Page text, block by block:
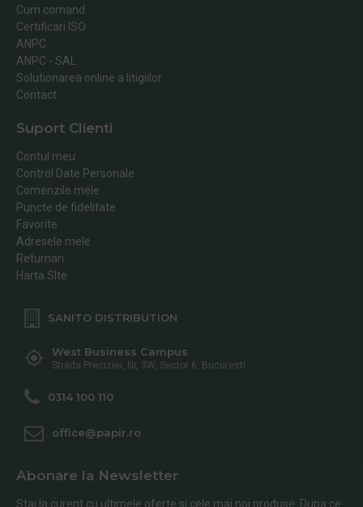
Cum comand
Certificari ISO
ANPC
ANPC - SAL
Solutionarea online a litigiilor
Contact
Suport Clienti
Contul meu
Control Date Personale
Comenzile mele
Puncte de fidelitate
Favorite
Adresele mele
Returnari
Harta SIte
SANITO DISTRIBUTION
West Business Campus
Strada Preciziei, Nr, 3W, Sector 6, Bucuresti
0314 100 110
office@papir.ro
Abonare la Newsletter
Stai la curent cu ultimele oferte si cele mai noi produse. Dupa ce